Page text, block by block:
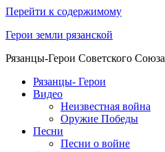
Перейти к содержимому
Герои земли рязанской
Рязанцы-Герои Советского Союза
Рязанцы- Герои
Видео
Неизвестная война
Оружие Победы
Песни
Песни о войне